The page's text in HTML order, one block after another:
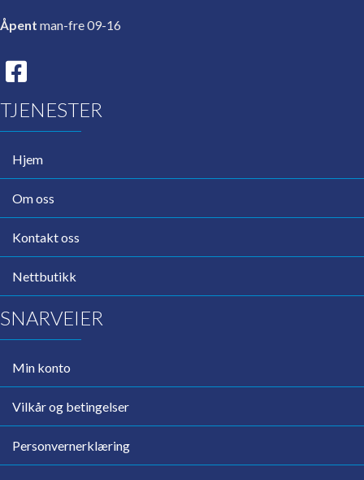
Åpent man-fre 09-16
TJENESTER
Hjem
Om oss
Kontakt oss
Nettbutikk
SNARVEIER
Min konto
Vilkår og betingelser
Personvernerklæring